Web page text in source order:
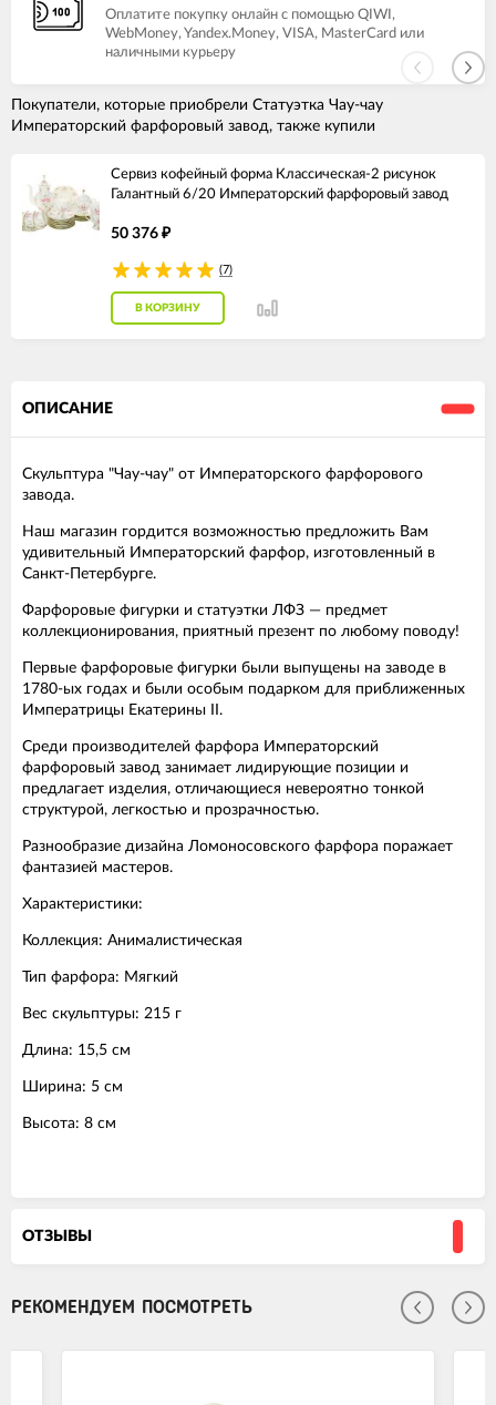
Оплатите покупку онлайн с помощью QIWI,
WebMoney, Yandex.Money, VISA, MasterCard или
наличными курьеру
Покупатели, которые приобрели Статуэтка Чау-чау
Императорский фарфоровый завод, также купили
Сервиз кофейный форма Классическая-2 рисунок
Галантный 6/20 Императорский фарфоровый завод
50 376 ₽
(7)
В КОРЗИНУ
ОПИСАНИЕ
Скульптура "Чау-чау" от Императорского фарфорового
завода.
Наш магазин гордится возможностью предложить Вам
удивительный Императорский фарфор, изготовленный в
Санкт-Петербурге.
Фарфоровые фигурки и статуэтки ЛФЗ — предмет
коллекционирования, приятный презент по любому поводу!
Первые фарфоровые фигурки были выпущены на заводе в
1780-ых годах и были особым подарком для приближенных
Императрицы Екатерины II.
Среди производителей фарфора Императорский
фарфоровый завод занимает лидирующие позиции и
предлагает изделия, отличающиеся невероятно тонкой
структурой, легкостью и прозрачностью.
Разнообразие дизайна Ломоносовского фарфора поражает
фантазией мастеров.
Характеристики:
Коллекция: Анималистическая
Тип фарфора: Мягкий
Вес скульптуры: 215 г
Длина: 15,5 см
Ширина: 5 см
Высота: 8 см
ОТЗЫВЫ
РЕКОМЕНДУЕМ ПОСМОТРЕТЬ